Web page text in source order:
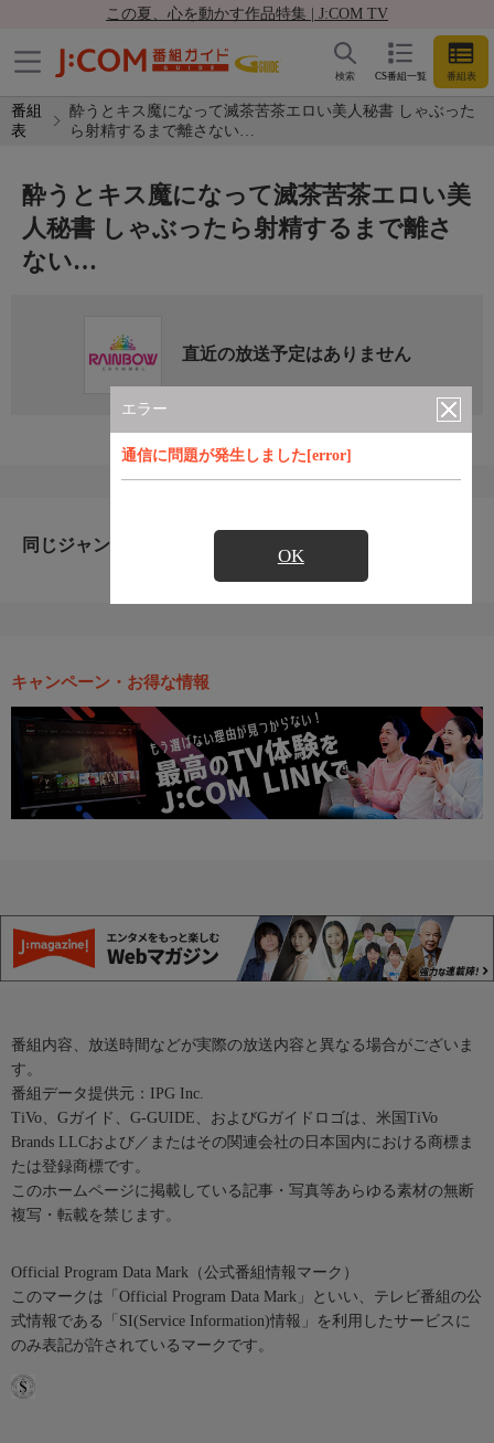
この夏、心を動かす作品特集 | J:COM TV
CS番組一覧 番組表
検索
番組
表
酔うとキス魔になって滅茶苦茶エロい美人秘書 しゃぶった
ら射精するまで離さない…
エラー
通信に問題が発生しました[error]
OK
酔うとキス魔になって滅茶苦茶エロい美
人秘書 しゃぶったら射精するまで離さ
ない…
直近の放送予定はありません
同じジャンルのおすすめ番組
キャンペーン・お得な情報
番組内容、放送時間などが実際の放送内容と異なる場合がございま
す。
番組データ提供元：IPG Inc.
TiVo、Gガイド、G-GUIDE、およびGガイドロゴは、米国TiVo
Brands LLCおよび／またはその関連会社の日本国内における商標ま
たは登録商標です。
このホームページに掲載している記事・写真等あらゆる素材の無断
複写・転載を禁じます。
Official Program Data Mark（公式番組情報マーク）
このマークは「Official Program Data Mark」といい、テレビ番組の公
式情報である「SI(Service Information)情報」を利用したサービスに
のみ表記が許されているマークです。